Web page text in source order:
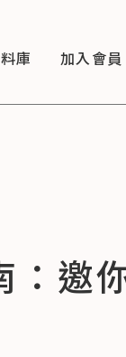
庫 加入會員
邀